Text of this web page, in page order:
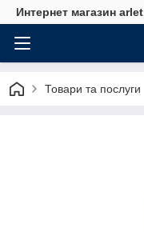
Интернет магазин arlet
Товари та послуги